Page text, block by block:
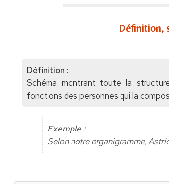
Définition,
Définition :
Schéma montrant toute la
fonctions des personnes qui la
Exemple :
Selon notre organigramme,